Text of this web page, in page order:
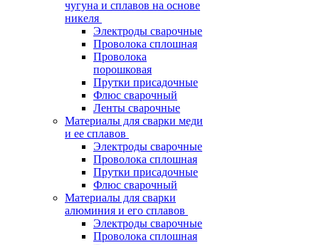
чугуна и сплавов на основе
никеля
Электроды сварочные
Проволока сплошная
Проволока
порошковая
Прутки присадочные
Флюс сварочный
Ленты сварочные
Материалы для сварки меди
и ее сплавов
Электроды сварочные
Проволока сплошная
Прутки присадочные
Флюс сварочный
Материалы для сварки
алюминия и его сплавов
Электроды сварочные
Проволока сплошная